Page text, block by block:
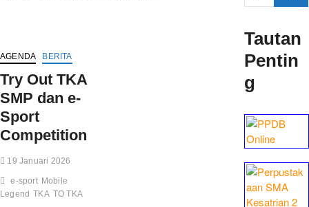
AGENDA BERITA
Try Out TKA
SMP dan e-
Sport
Competition
19 Januari 2026
e-sport Mobile
Legend TKA TO TKA
Tautan
Pentin
g